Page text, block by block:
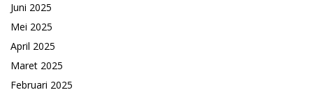
Juni 2025
Mei 2025
April 2025
Maret 2025
Februari 2025